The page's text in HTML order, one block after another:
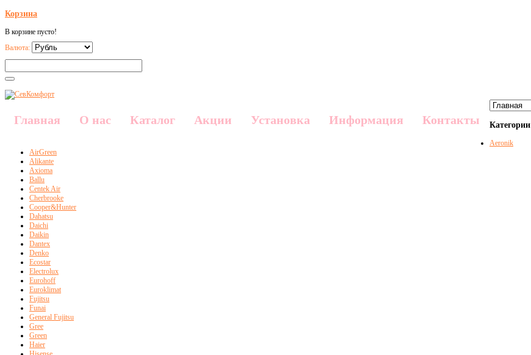
Корзина
В корзине пусто!
Валюта:
Главная О нас Каталог Акции Установка Информация Контакты Категории
Aeronik
AirGreen
Alikante
Axioma
Ballu
Centek Air
Cherbrooke
Cooper&Hunter
Dahatsu
Daichi
Daikin
Dantex
Denko
Ecostar
Electrolux
Eurohoff
Euroklimat
Fujitsu
Funai
General Fujitsu
Gree
Green
Haier